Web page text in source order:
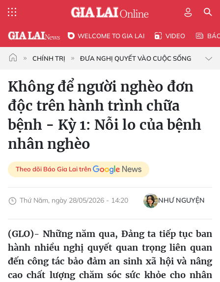
WELCOME TO GIA LAI VIDEO
CHÍNH TRỊ ĐƯA NGHỊ QUYẾT VÀO CUỘC SỐNG
Không để người nghèo đơn
độc trên hành trình chữa
bệnh - Kỳ 1: Nỗi lo của bệnh
nhân nghèo
Theo dõi Báo Gia Lai trên
Thứ Năm, ngày 28/05/2026 - 14:20 NHƯ NGUYỆN
(GLO)- Những năm qua, Đảng ta tiếp tục ban
hành nhiều nghị quyết quan trọng liên quan
đến công tác bảo đảm an sinh xã hội và nâng
cao chất lượng chăm sóc sức khỏe cho nhân